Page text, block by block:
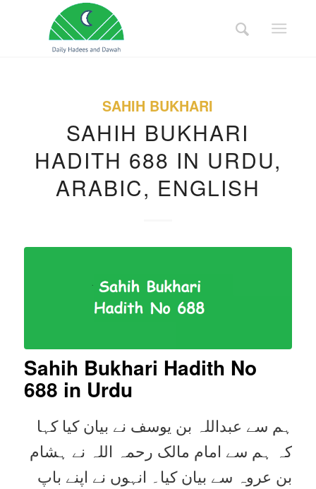
SAHIH BUKHARI
SAHIH BUKHARI
HADITH 688 IN URDU,
ARABIC, ENGLISH
Sahih Bukhari Hadith No
688 in Urdu
ہم سے عبداللہ بن یوسف نے بیان کیا کہا
کہ ہم سے امام مالک رحمہ اللہ نے ہشام
بن عروہ سے بیان کیا۔ انہوں نے اپنے باپ